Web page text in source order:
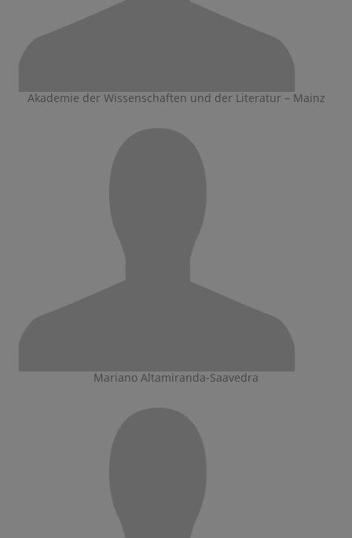
Akademie der Wissenschaften und der Literatur – Mainz
Mariano Altamiranda-Saavedra